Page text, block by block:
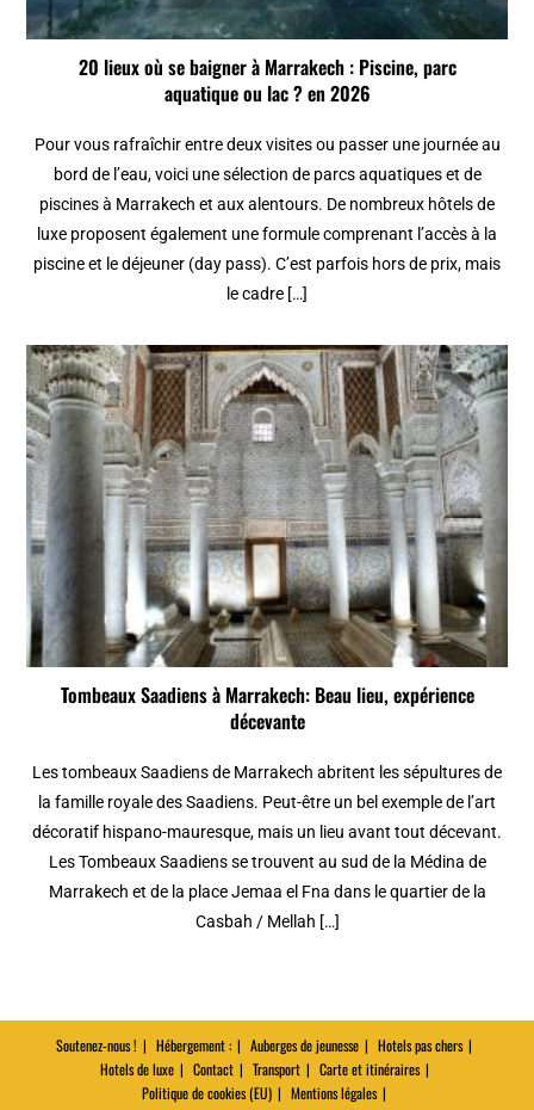
20 lieux où se baigner à Marrakech : Piscine, parc
aquatique ou lac ? en 2026
Pour vous rafraîchir entre deux visites ou passer une journée au
bord de l’eau, voici une sélection de parcs aquatiques et de
piscines à Marrakech et aux alentours. De nombreux hôtels de
luxe proposent également une formule comprenant l’accès à la
piscine et le déjeuner (day pass). C’est parfois hors de prix, mais
le cadre […]
Tombeaux Saadiens à Marrakech: Beau lieu, expérience
décevante
Les tombeaux Saadiens de Marrakech abritent les sépultures de
la famille royale des Saadiens. Peut-être un bel exemple de l’art
décoratif hispano-mauresque, mais un lieu avant tout décevant.
Les Tombeaux Saadiens se trouvent au sud de la Médina de
Marrakech et de la place Jemaa el Fna dans le quartier de la
Casbah / Mellah […]
Soutenez-nous ! Hébergement : Auberges de jeunesse
Hotels pas chers
Hotels de luxe
Contact Transport
Carte et itinéraires
Politique de cookies (EU)
Mentions légales